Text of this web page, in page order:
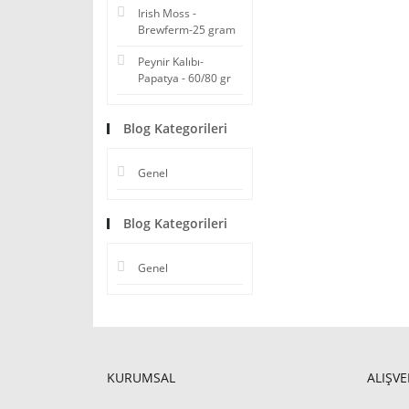
Irish Moss -
Brewferm-25 gram
Peynir Kalıbı-
Papatya - 60/80 gr
Blog Kategorileri
Genel
Blog Kategorileri
Genel
KURUMSAL